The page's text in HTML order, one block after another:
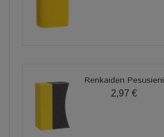
Renkaiden Pesusieni
2,97 €